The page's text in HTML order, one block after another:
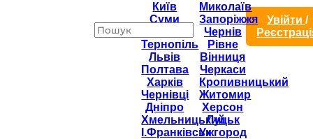
Київ
Суми
Тернопіль
Львів
Полтава
Харків
Чернівці
Дніпро
Хмельницький
І.Франківськ
Миколаїв
Запоріжжя
Чернів
Рівне
Вінниця
Черкаси
Кропивницький
Житомир
Херсон
Луцьк
Ужгород
Увійти /